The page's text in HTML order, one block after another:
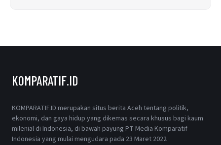
KOMPARATIF.ID
KOMPARATIF.ID merupakan situs berita Aceh tentang politik,
ekonomi, dan gaya hidup yang dikemas secara khusus bagi kaum
milenial di Indonesia, di bawah payung PT Media Komparatif
Indonesia yang mulai mengudara pada 23 Maret 2022